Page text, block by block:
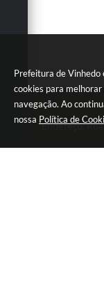
Prefeitura de Vinhedo
cookies para
navegação. Ao
nossa Política de
Endereço: